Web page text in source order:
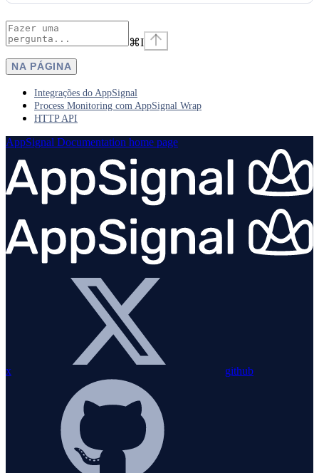
⌘I
NA PÁGINA
Integrações do AppSignal
Process Monitoring com AppSignal Wrap
HTTP API
AppSignal Documentation home page
x github